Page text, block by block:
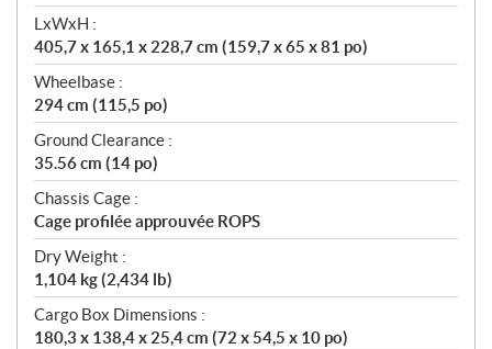
LxWxH :
405,7 x 165,1 x 228,7 cm (159,7 x 65 x 81 po)
Wheelbase :
294 cm (115,5 po)
Ground Clearance :
35.56 cm (14 po)
Chassis Cage :
Cage profilée approuvée ROPS
Dry Weight :
1,104 kg (2,434 lb)
Cargo Box Dimensions :
180,3 x 138,4 x 25,4 cm (72 x 54,5 x 10 po)